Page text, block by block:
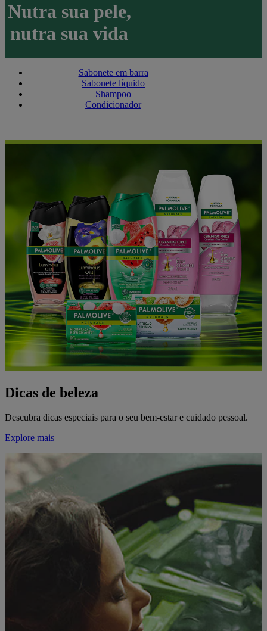
Nutra sua pele,
nutra sua vida
Sabonete em barra
Sabonete líquido
Shampoo
Condicionador
Dicas de beleza
Descubra dicas especiais para o seu bem-estar e cuidado pessoal.
Explore mais